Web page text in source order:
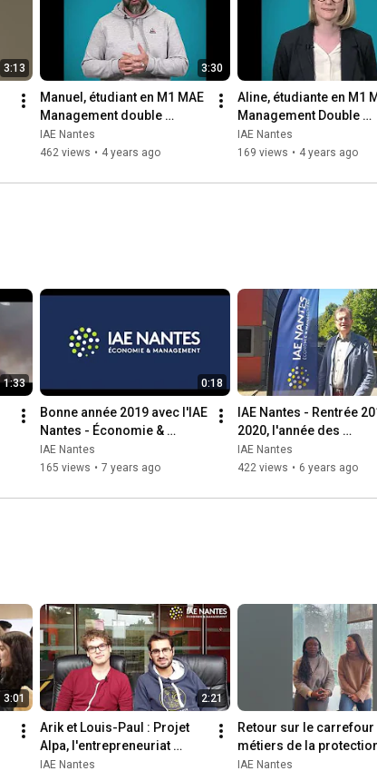
3:13 3:30
Manuel, étudiant en M1 MAE
Management double
compétence - Formation
continue - promo 2021/2022
IAE Nantes
462 views • 4 years ago
Aline, étudiante en M1
Management Double
compétence - Formation
continue - promo 2021/
IAE Nantes
169 views • 4 years ago
1:33 0:18
Bonne année 2019 avec l'IAE
Nantes - Économie &
Management
IAE Nantes
165 views • 7 years ago
IAE Nantes - Rentrée
2020, l'année des
partenariats !
IAE Nantes
422 views • 6 years ago
3:01 2:21
Arik et Louis-Paul : Projet
Alpa, l'entrepreneuriat
social par deux étudiants
IAE Nantes
Retour sur le carrefour
métiers de la
sociale 2024 du master
IAE Nantes